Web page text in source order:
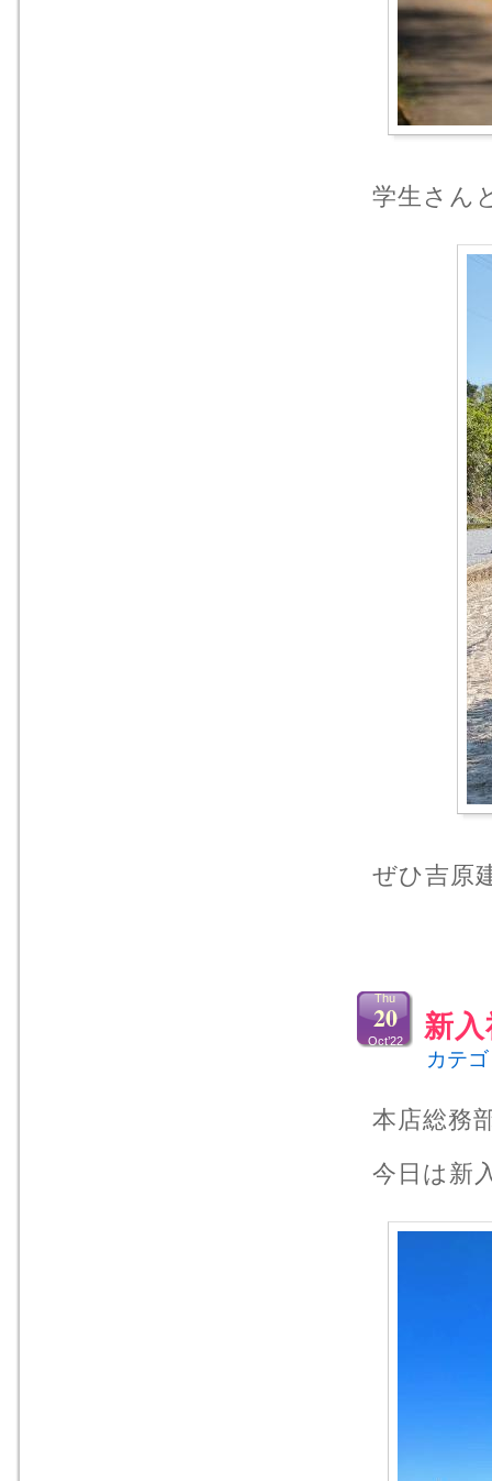
学生さん
ぜひ吉原
新
Thu
20
Oct’22
カテ
本店総務
今日は新